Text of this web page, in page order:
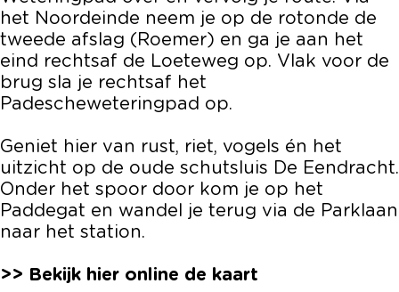
het Noordeinde neem je op de rotonde de
tweede afslag (Roemer) en ga je aan het
eind rechtsaf de Loeteweg op. Vlak voor de
brug sla je rechtsaf het
Padescheweteringpad op.
Geniet hier van rust, riet, vogels én het
uitzicht op de oude schutsluis De Eendracht.
Onder het spoor door kom je op het
Paddegat en wandel je terug via de Parklaan
naar het station.
>> Bekijk hier online de kaart